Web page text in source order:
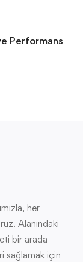
Performans
her
Alanındaki
bir arada
sağlamak için